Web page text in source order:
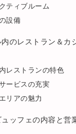
ティブルーム
設備
のレストラン＆カ
レストランの特色
ービスの充実
リアの魅力
ッフェの内容と営